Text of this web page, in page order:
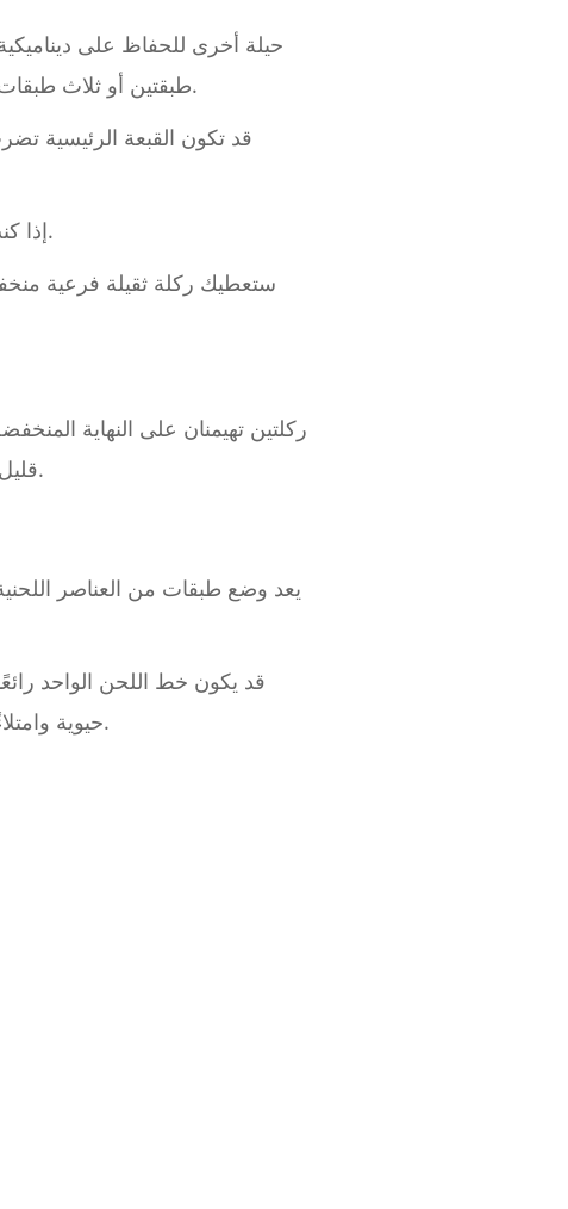
حيلة أخرى للحفاظ على
طبقتين أو ثلاث طبقات هاي هات. بدلًا من برمجتها جميعًا بنفس السرعة، يمكنك ضبط قوة الضرب لكل طبقة قليلًا.
قد تكون القبعة الرئيسية
إذا كنت تضع طبقات من الركلات، فإن تحقيق التوازن بين المدى المنخفض والمتوسط هو المفتاح.
ستعطيك ركلة ثقيلة فرعية
ركلتين تهيمنان على النهاية
قليل، لذا من المهم اختيار طبقات مكملة تعمل معًا أو معادل النهاية المنخفضة من إحدى العينات.
يعد وضع طبقات من العناصر
قد يكون خط اللحن الواحد
حيوية وامتلاءً. هناك سبب في أن العديد من لوحات المفاتيح تأتي مع رقع مخزنة تجمع بين البيانو والأوتار.